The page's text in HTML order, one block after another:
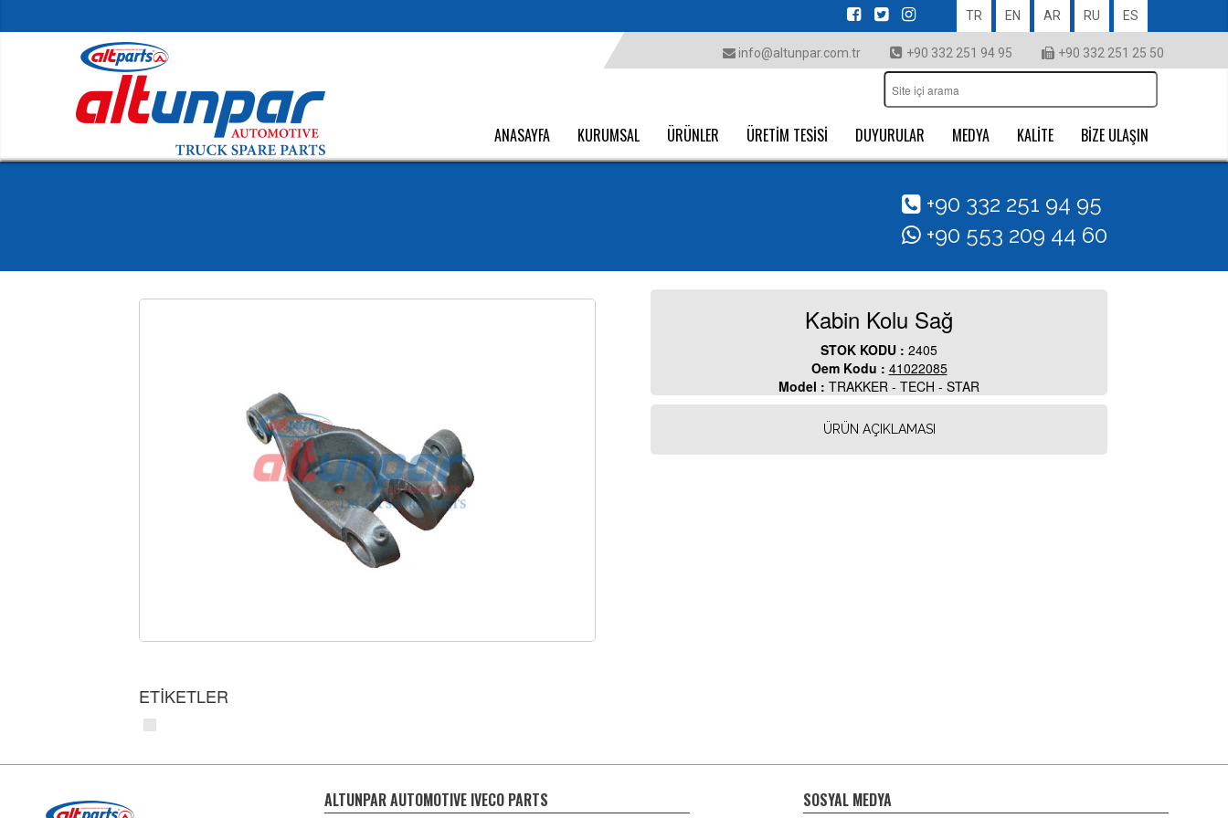
TR EN AR RU ES
info@altunpar.com.tr +90 332 251 94 95 +90 332 251 25 50
ANASAYFA KURUMSAL ÜRÜNLER ÜRETİM TESİSİ DUYURULAR MEDYA KALİTE BİZE ULAŞIN
+90 332 251 94 95
+90 553 209 44 60
Kabin Kolu Sağ
STOK KODU : 2405
Oem Kodu : 41022085
Model : TRAKKER - TECH - STAR
ÜRÜN AÇIKLAMASI
ETİKETLER
ALTUNPAR AUTOMOTIVE IVECO PARTS SOSYAL MEDYA